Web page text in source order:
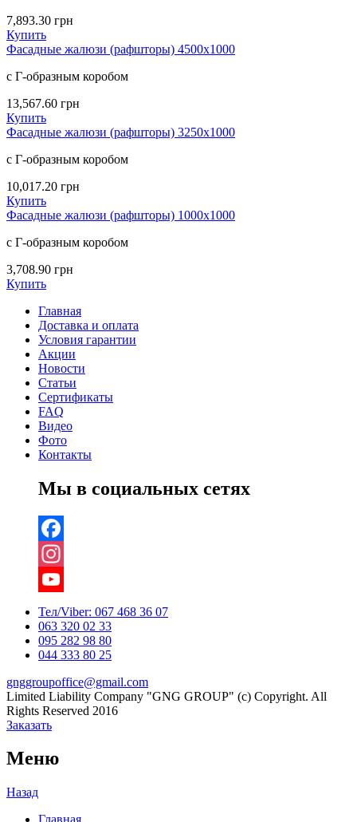
7,893.30 грн
Купить
Фасадные жалюзи (рафшторы) 4500х1000
с Г-образным коробом
13,567.60 грн
Купить
Фасадные жалюзи (рафшторы) 3250х1000
с Г-образным коробом
10,017.20 грн
Купить
Фасадные жалюзи (рафшторы) 1000х1000
с Г-образным коробом
3,708.90 грн
Купить
Главная
Доставка и оплата
Условия гарантии
Акции
Новости
Статьи
Сертификаты
FAQ
Видео
Фото
Контакты
Мы в социальных сетях
Facebook
Instagram
YouTube
Channel
Тел/Viber: 067 468 36 07
063 320 02 33
095 282 98 80
044 333 80 25
gnggroupoffice@gmail.com
Limited Liability Company "GNG GROUP" (c) Copyright. All
Rights Reserved 2016
Заказать
Меню
Назад